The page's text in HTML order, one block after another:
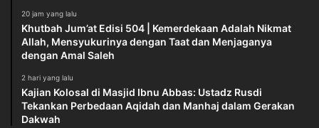
20 jam yang lalu
Khutbah Jum’at Edisi 504 | Kemerdekaan Adalah Nikmat
Allah, Mensyukurinya dengan Taat dan Menjaganya
dengan Amal Saleh
2 hari yang lalu
Kajian Kolosal di Masjid Ibnu Abbas: Ustadz Rusdi
Tekankan Perbedaan Aqidah dan Manhaj dalam Gerakan
Dakwah